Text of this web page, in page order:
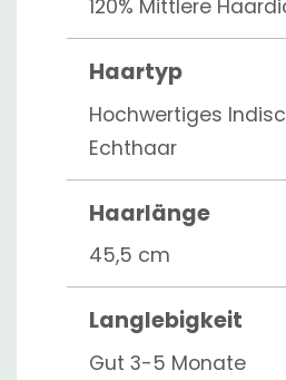
120% Mittlere
Haartyp
Hochwertiges
Echthaar
Haarlänge
45,5 cm
Langlebigkeit
Gut 3-5 Monate